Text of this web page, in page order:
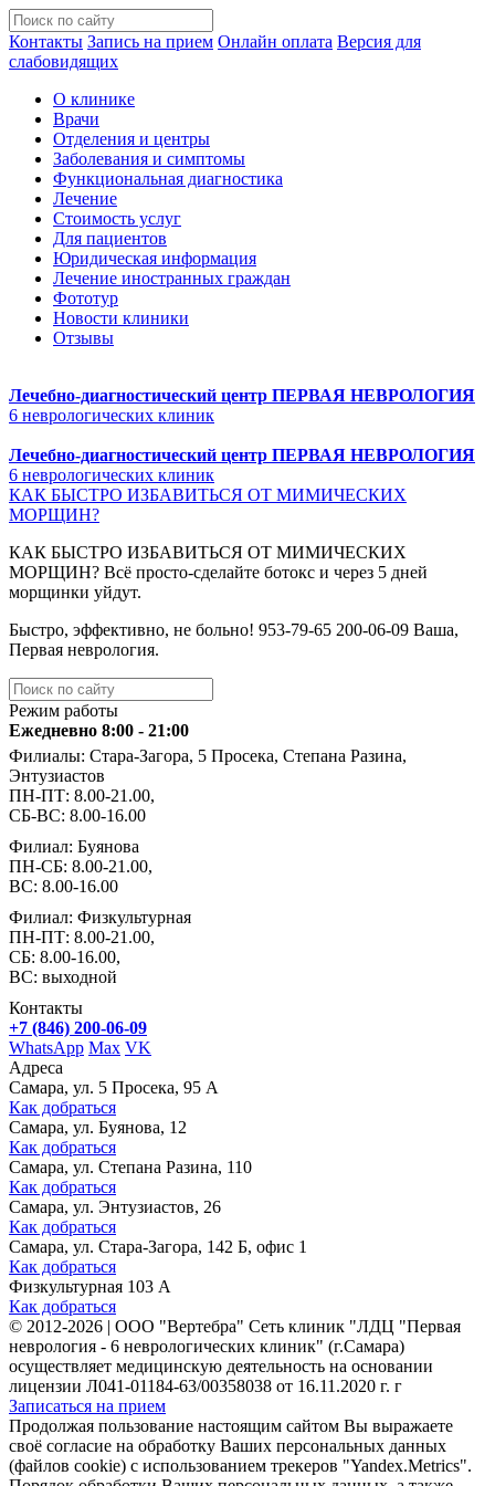
Контакты Запись на прием Онлайн оплата Версия для
слабовидящих
О клинике
Врачи
Отделения и центры
Заболевания и симптомы
Функциональная диагностика
Лечение
Стоимость услуг
Для пациентов
Юридическая информация
Лечение иностранных граждан
Фототур
Новости клиники
Отзывы
Лечебно-диагностический центр ПЕРВАЯ НЕВРОЛОГИЯ
6 неврологических клиник
Лечебно-диагностический центр ПЕРВАЯ НЕВРОЛОГИЯ
6 неврологических клиник
КАК БЫСТРО ИЗБАВИТЬСЯ ОТ МИМИЧЕСКИХ
МОРЩИН?
КАК БЫСТРО ИЗБАВИТЬСЯ ОТ МИМИЧЕСКИХ
МОРЩИН? Всё просто-сделайте ботокс и через 5 дней
морщинки уйдут.
Быстро, эффективно, не больно! ️953-79-65 ️200-06-09 Ваша,
Первая неврология.
Режим работы
Ежедневно 8:00 - 21:00
Филиалы: Стара-Загора, 5 Просека, Степана Разина,
Энтузиастов
ПН-ПТ: 8.00-21.00,
СБ-ВС: 8.00-16.00
Филиал: Буянова
ПН-СБ: 8.00-21.00,
ВС: 8.00-16.00
Филиал: Физкультурная
ПН-ПТ: 8.00-21.00,
СБ: 8.00-16.00,
ВС: выходной
Контакты
+7 (846) 200-06-09
WhatsApp Max VK
Адреса
Самара, ул. 5 Просека, 95 А
Как добраться
Самара, ул. Буянова, 12
Как добраться
Самара, ул. Степана Разина, 110
Как добраться
Самара, ул. Энтузиастов, 26
Как добраться
Самара, ул. Стара-Загора, 142 Б, офис 1
Как добраться
Физкультурная 103 А
Как добраться
© 2012-2026 | ООО "Вертебра" Сеть клиник "ЛДЦ "Первая
неврология - 6 неврологических клиник" (г.Самара)
осуществляет медицинскую деятельность на основании
лицензии Л041-01184-63/00358038 от 16.11.2020 г. г
Записаться на прием
Продолжая пользование настоящим сайтом Вы выражаете
своё согласие на обработку Ваших персональных данных
(файлов cookie) с использованием трекеров "Yandex.Metrics".